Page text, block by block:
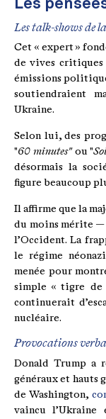
Les
Les talk-shows de
Cet « expert »
de vives critiques
émissions
soutiendraient
Ukraine.
Selon lui, des
"60 minutes"ou "
désormais la
figure beaucoup
Il affirme que la
du moins mérite —
l’Occident. La
le régime
menée pour
simple « tigre de
continuerait
nucléaire.
Provocations
Donald Trump a
généraux et hauts
de Washington,
vaincu l’Ukraine